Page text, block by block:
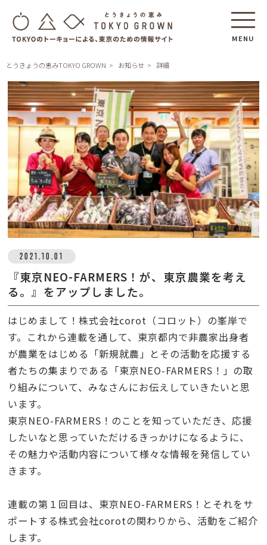
MENU
とうきょうの恵みTOKYO GROWN お知らせ 詳細
2021.10.01
『東京NEO-FARMERS！が、東京農業を考え
る。』をアップしました。
はじめまして！株式会社corot（コロット）の峯岸で
す。これから連載を通して、東京都内で非農家出身者
が農業をはじめる「新規就農」とその活動を応援する
者たちの集まりである「東京NEO-FARMERS！」の取
り組みについて、みなさんにお伝えしていきたいと思
います。
東京NEO-FARMERS！のことを知っていただき、応援
したいなと思っていただけるきっかけになるように、
その魅力や活動内容について様々な情報を発信してい
きます。
連載の第１回目は、東京NEO-FARMERS！とそれをサ
ポートする株式会社corotの関わりから、活動をご紹介
します。